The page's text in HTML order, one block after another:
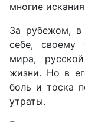
многие
За рубежом, в
себе, своему
мира,
жизни. Но в
боль и тоска
утраты.